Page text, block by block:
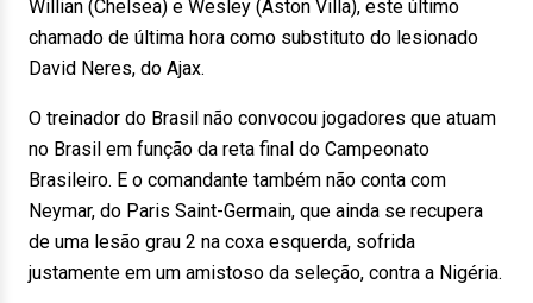
Willian (Chelsea) e Wesley (Aston Villa), este último
chamado de última hora como substituto do lesionado
David Neres, do Ajax.
O treinador do Brasil não convocou jogadores que atuam
no Brasil em função da reta final do Campeonato
Brasileiro. E o comandante também não conta com
Neymar, do Paris Saint-Germain, que ainda se recupera
de uma lesão grau 2 na coxa esquerda, sofrida
justamente em um amistoso da seleção, contra a Nigéria.